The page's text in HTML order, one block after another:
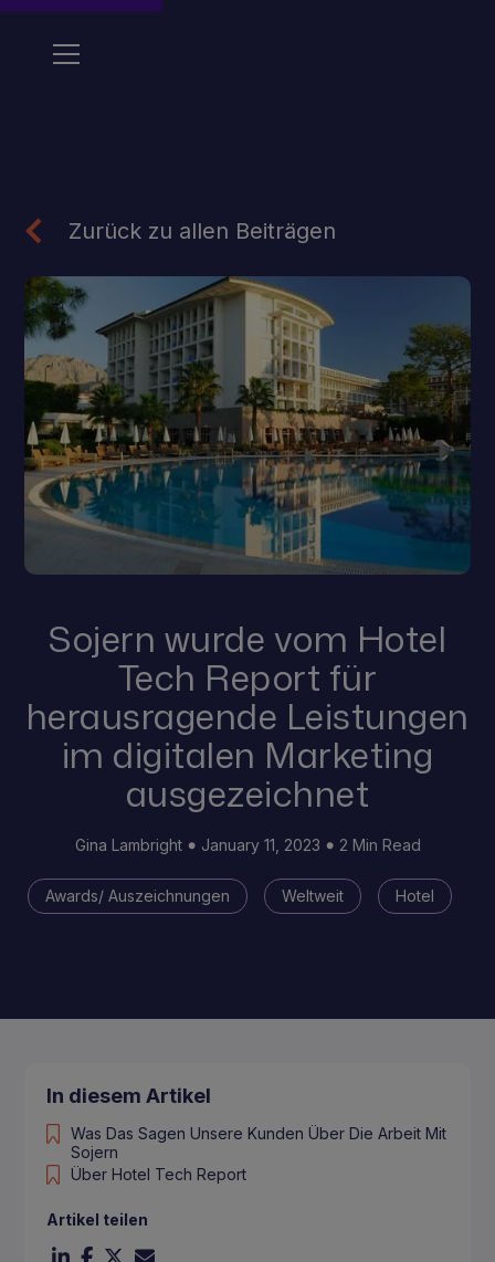
Zurück zu allen Beiträgen
Sojern wurde vom Hotel
Tech Report für
herausragende Leistungen
im digitalen Marketing
ausgezeichnet
Gina Lambright January 11, 2023 2 Min Read
Awards/ Auszeichnungen Weltweit Hotel
In diesem Artikel
Was Das Sagen Unsere Kunden Über Die Arbeit Mit
Sojern
Über Hotel Tech Report
Artikel teilen